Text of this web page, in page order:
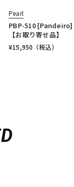
Pearl
PBP-510 [Pandeiro]
【お取り寄せ品】
¥15,950 （税込）